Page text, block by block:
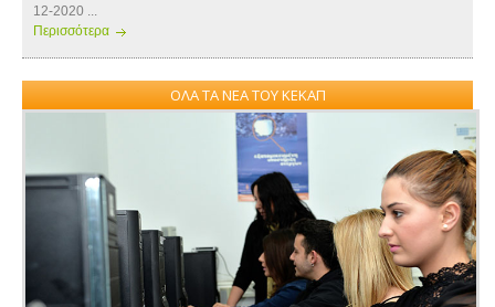
12-2020 ...
Περισσότερα
ΟΛΑ ΤΑ ΝΕΑ ΤΟΥ ΚΕΚΑΠ